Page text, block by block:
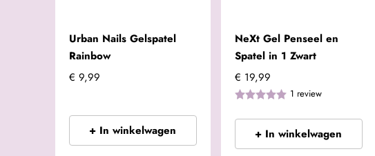
Urban Nails Gelspatel
Rainbow
€ 9,99
+ In winkelwagen
NeXt Gel Penseel en
Spatel in 1 Zwart
€ 19,99
1 review
+ In winkelwagen